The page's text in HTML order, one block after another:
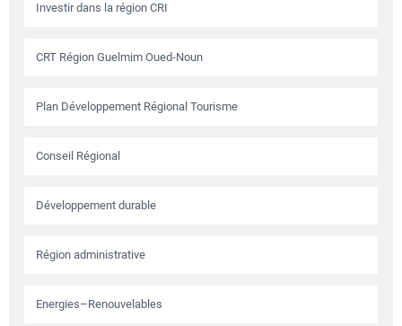
Investir dans la région CRI
CRT Région Guelmim Oued-Noun
Plan Développement Régional Tourisme
Conseil Régional
Développement durable
Région administrative
Energies–Renouvelables